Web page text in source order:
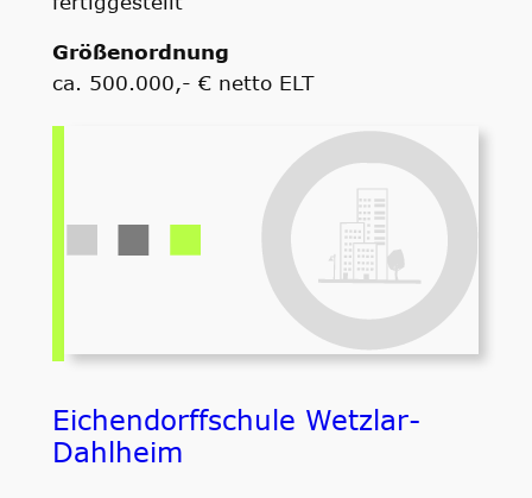
Größenordnung
ca. 500.000,- € netto ELT
Eichendorffschule Wetzlar-
Dahlheim